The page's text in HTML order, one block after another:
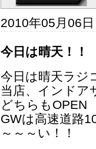
2010年05月06
今日は晴天！！
今日は晴天ラジ
当店、インドア
どちらもOPEN
GWは高速道路
～～～い！！